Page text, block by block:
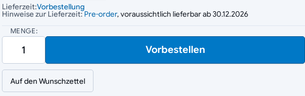
Lieferzeit:Vorbestellung
Hinweise zur Lieferzeit:Pre-order, voraussichtlich lieferbar ab 30.12.2026
MENGE:
Vorbestellen
Auf den Wunschzettel